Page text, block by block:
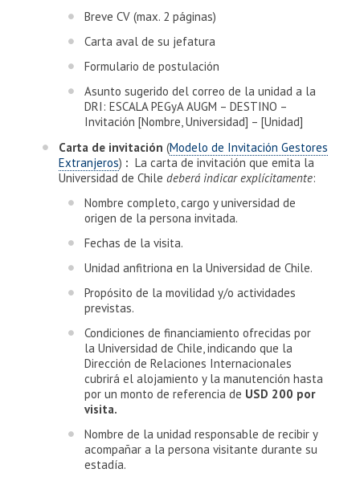
Breve CV (max. 2 páginas)
Carta aval de su jefatura
Formulario de postulación
Asunto sugerido del correo de la unidad a la
DRI: ESCALA PEGyA AUGM – DESTINO –
Invitación [Nombre, Universidad] – [Unidad]
Carta de invitación (Modelo de Invitación Gestores
Extranjeros) : La carta de invitación que emita la
Universidad de Chile deberá indicar explícitamente:
Nombre completo, cargo y universidad de
origen de la persona invitada.
Fechas de la visita.
Unidad anfitriona en la Universidad de Chile.
Propósito de la movilidad y/o actividades
previstas.
Condiciones de financiamiento ofrecidas por
la Universidad de Chile, indicando que la
Dirección de Relaciones Internacionales
cubrirá el alojamiento y la manutención hasta
por un monto de referencia de USD 200 por
visita.
Nombre de la unidad responsable de recibir y
acompañar a la persona visitante durante su
estadía.